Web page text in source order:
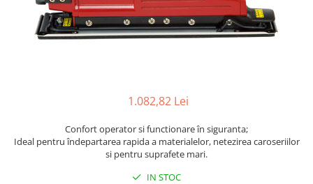
Bormasini pneumatice
Chei pneumatice cu impact
Masini de filetat
Masini de insurubat cu clichet
1.082,82 Lei
Confort operator si functionare în siguranta;
Ideal pentru îndepartarea rapida a materialelor, netezirea caroseriilor
si pentru suprafete mari.
IN STOC